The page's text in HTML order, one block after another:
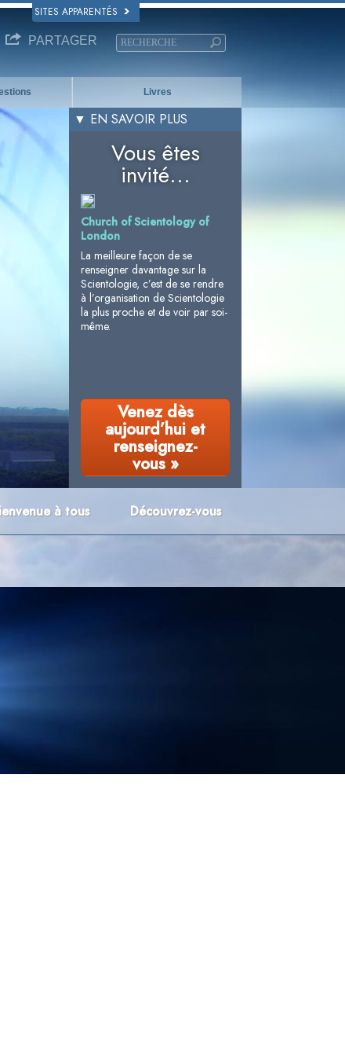
SITES APPARENTÉS
PARTAGER
Livres
▼ EN SAVOIR PLUS
Vous êtes
invité...
Church of Scientology of
London
La meilleure façon de se
renseigner davantage sur la
Scientologie, c’est de se rendre
à l’organisation de Scientologie
la plus proche et de voir par soi-
même.
Venez dès
aujourd’hui et
renseignez-
vous »
à tous Découvrez-vous